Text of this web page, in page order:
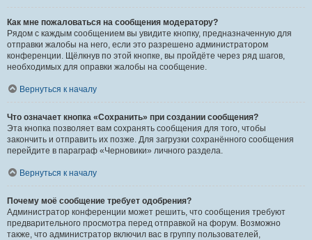
Как мне пожаловаться на сообщения модератору?
Рядом с каждым сообщением вы увидите кнопку, предназначенную для
отправки жалобы на него, если это разрешено администратором
конференции. Щёлкнув по этой кнопке, вы пройдёте через ряд шагов,
необходимых для оправки жалобы на сообщение.
Вернуться к началу
Что означает кнопка «Сохранить» при создании сообщения?
Эта кнопка позволяет вам сохранять сообщения для того, чтобы
закончить и отправить их позже. Для загрузки сохранённого сообщения
перейдите в параграф «Черновики» личного раздела.
Вернуться к началу
Почему моё сообщение требует одобрения?
Администратор конференции может решить, что сообщения требуют
предварительного просмотра перед отправкой на форум. Возможно
также, что администратор включил вас в группу пользователей,